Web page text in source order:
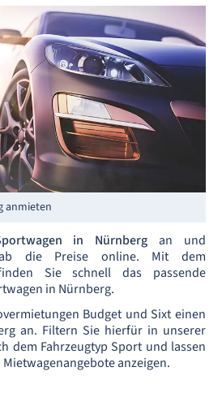
anmieten
in Nürnbergan und
die Preise online. Mit dem
Sie schnell das passende
in Nürnberg.
Budget und Sixt einen
an. Filtern Sie hierfür in unserer
dem Fahrzeugtyp Sport und lassen
anzeigen.